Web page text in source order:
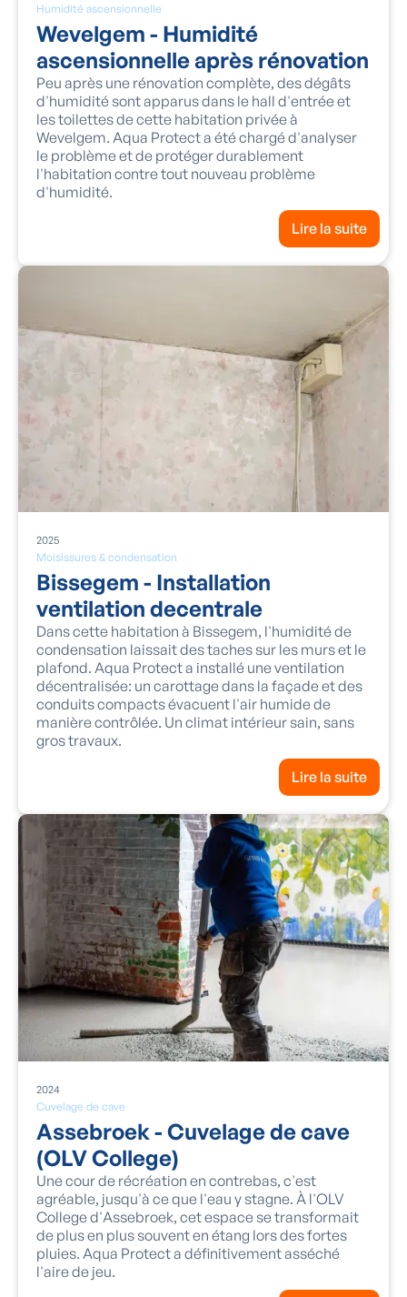
Humidité ascensionnelle
Wevelgem - Humidité
ascensionnelle après rénovation
Peu après une rénovation complète, des dégâts
d'humidité sont apparus dans le hall d'entrée et
les toilettes de cette habitation privée à
Wevelgem. Aqua Protect a été chargé d'analyser
le problème et de protéger durablement
l'habitation contre tout nouveau problème
d'humidité.
Lire la suite
Moisissures & condensation
2025
Bissegem - Installation
ventilation decentrale
Dans cette habitation à Bissegem, l'humidité de
condensation laissait des taches sur les murs et le
plafond. Aqua Protect a installé une ventilation
décentralisée: un carottage dans la façade et des
conduits compacts évacuent l'air humide de
manière contrôlée. Un climat intérieur sain, sans
gros travaux.
Lire la suite
Cuvelage de cave
2024
Assebroek - Cuvelage de cave
(OLV College)
Une cour de récréation en contrebas, c'est
agréable, jusqu'à ce que l'eau y stagne. À l'OLV
College d'Assebroek, cet espace se transformait
de plus en plus souvent en étang lors des fortes
pluies. Aqua Protect a définitivement asséché
l'aire de jeu.